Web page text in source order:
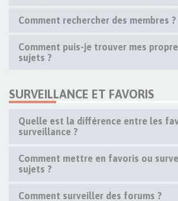
Comment rechercher des membres ?
Comment puis-je trouver mes
sujets ?
SURVEILLANCE ET FAVORIS
Quelle est la différence entre les
surveillance ?
Comment mettre en favoris ou
sujets ?
Comment surveiller des forums ?